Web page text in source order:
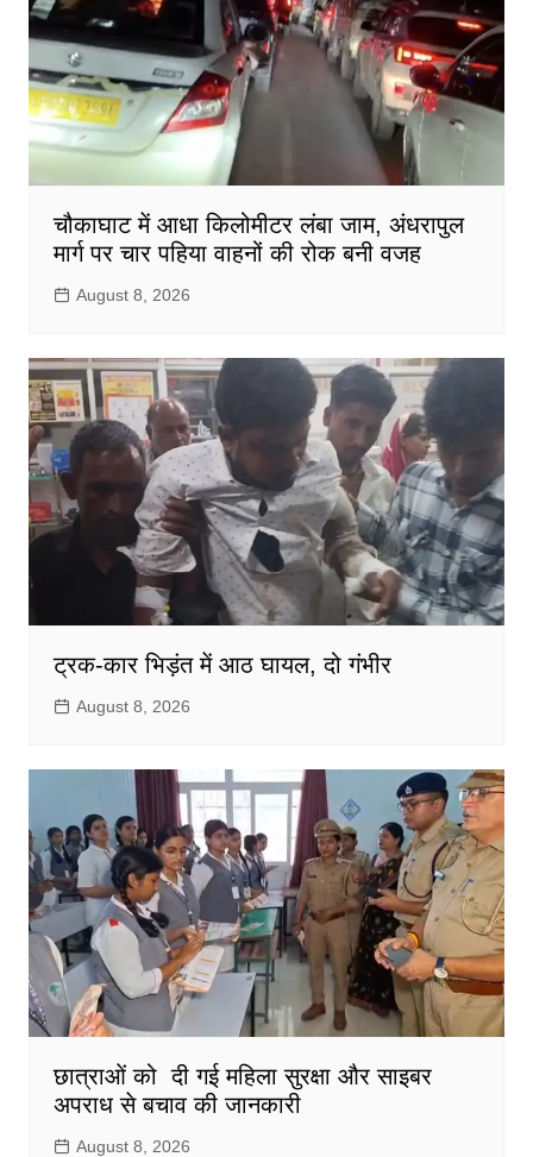
चौकाघाट में आधा किलोमीटर लंबा जाम, अंधरापुल
मार्ग पर चार पहिया वाहनों की रोक बनी वजह
August 8, 2026
ट्रक-कार भिड़ंत में आठ घायल, दो गंभीर
August 8, 2026
छात्राओं को दी गई महिला सुरक्षा और साइबर
अपराध से बचाव की जानकारी
August 8, 2026